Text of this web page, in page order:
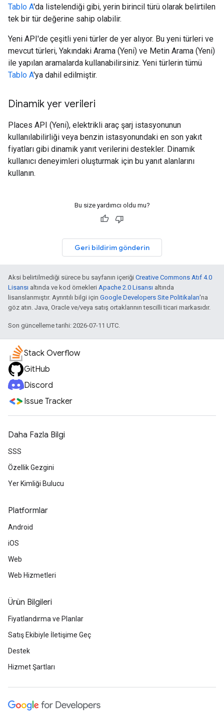
Tablo A'da listelendiği gibi, yerin birincil türü olarak belirtilen
tek bir tür değerine sahip olabilir.
Yeni API'de çeşitli yeni türler de yer alıyor. Bu yeni türleri ve
mevcut türleri, Yakındaki Arama (Yeni) ve Metin Arama (Yeni)
ile yapılan aramalarda kullanabilirsiniz. Yeni türlerin tümü
Tablo A'ya dahil edilmiştir.
Dinamik yer verileri
Places API (Yeni), elektrikli araç şarj istasyonunun
kullanılabilirliği veya benzin istasyonundaki en son yakıt
fiyatları gibi dinamik yanıt verilerini destekler. Dinamik
kullanıcı deneyimleri oluşturmak için bu yanıt alanlarını
kullanın.
Bu size yardımcı oldu mu?
Geri bildirim gönderin
Aksi belirtilmediği sürece bu sayfanın içeriği Creative Commons Atıf 4.0
Lisansı altında ve kod örnekleri Apache 2.0 Lisansı altında
lisanslanmıştır. Ayrıntılı bilgi için Google Developers Site Politikaları'na
göz atın. Java, Oracle ve/veya satış ortaklarının tescilli ticari markasıdır.
Son güncelleme tarihi: 2026-07-11 UTC.
Stack Overflow
GitHub
Discord
Issue Tracker
Daha Fazla Bilgi
SSS
Özellik Gezgini
Yer Kimliği Bulucu
Platformlar
Android
iOS
Web
Web Hizmetleri
Ürün Bilgileri
Fiyatlandırma ve Planlar
Satış Ekibiyle İletişime Geç
Destek
Hizmet Şartları